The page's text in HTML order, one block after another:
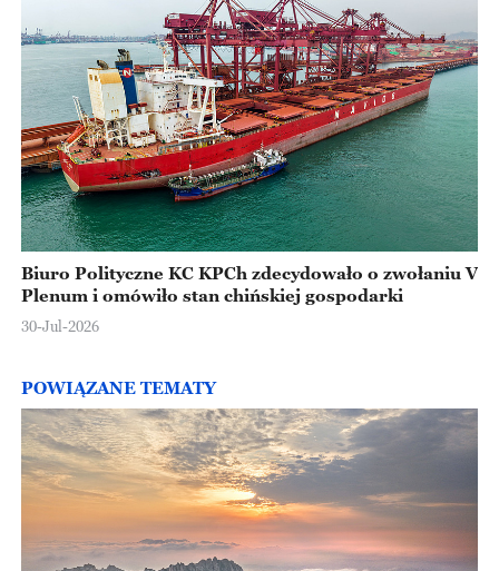
Biuro Polityczne KC KPCh zdecydowało o zwołaniu V
Plenum i omówiło stan chińskiej gospodarki
30-Jul-2026
POWIĄZANE TEMATY